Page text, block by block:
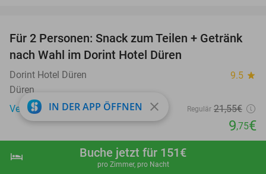
shopping_cart Jetzt buchen
hotel Buche jetzt für 151€
pro Zimmer, pro Nacht
55%
Für 2 Personen: Snack zum Teilen + Getränk
nach Wahl im Dorint Hotel Düren
Dorint Hotel Düren 9.5 star
Düren
Verkauft: 5
Regulär 21,55€
9,75€
favorite_border
IN DER APP ÖFFNEN close